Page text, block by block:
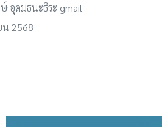
อุดมธนะธีระ gmail
น 2568